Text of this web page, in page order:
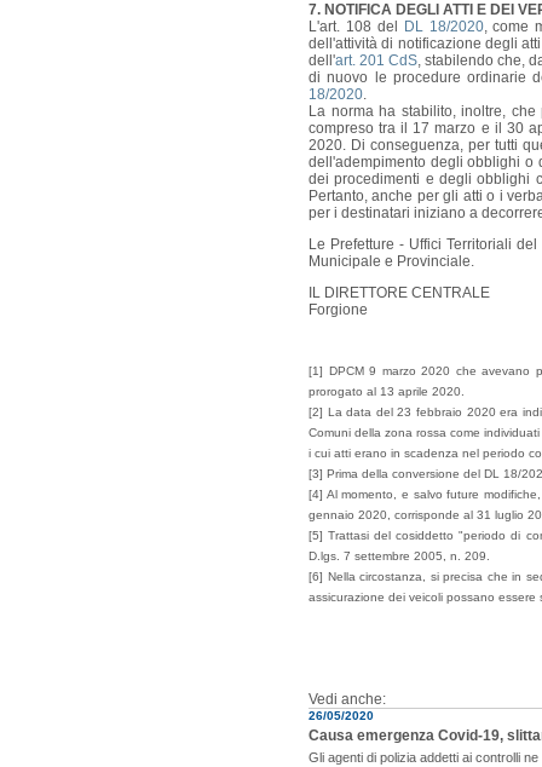
7. NOTIFICA DEGLI ATTI E DEI
L'art. 108 del
DL 18/2020, come
dell'attività di notificazione degli
dell'art. 201 CdS, stabilendo che,
di nuovo le procedure ordinarie
18/2020.
La norma ha stabilito, inoltre,
compreso tra il 17 marzo e il 30
2020. Di conseguenza, per tutti
dell'adempimento degli obblighi o
dei procedimenti e degli obblighi
Pertanto, anche per gli atti o i
per i destinatari iniziano a
Le Prefetture - Uffici Territoriali
Municipale e Provinciale.
IL DIRETTORE CENTRALE
Forgione
[1] DPCM 9 marzo 2020 che avevano
prorogato al 13 aprile 2020.
[2] La data del 23 febbraio 2020 era
Comuni della zona rossa come
i cui atti erano in scadenza nel periodo
[3] Prima della conversione del DL 18/
[4] Al momento, e salvo future
gennaio 2020, corrisponde al 31 luglio
[5] Trattasi del cosiddetto "periodo di
D.lgs. 7 settembre 2005, n. 209.
[6] Nella circostanza, si precisa che in
assicurazione dei veicoli possano
Vedi anche:
26/05/2020
Causa emergenza Covid-19,
Gli agenti di polizia addetti ai controlli